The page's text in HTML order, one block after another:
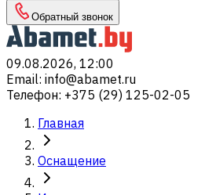
Обратный звонок
09.08.2026, 12:00
Email: info@abamet.ru
Телефон: +375 (29) 125-02-05
Главная
Оснащение